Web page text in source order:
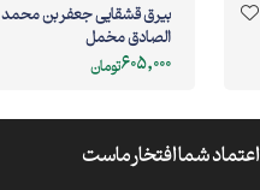
بیرق قشقایی جعفر بن محمد
الصادق مخمل
605,000تومان
اعتماد شما افتخار ماست